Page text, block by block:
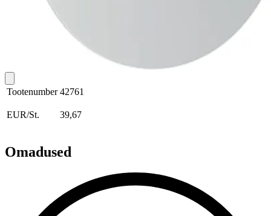
Tootenumber 42761
EUR/St. 39,67
Omadused